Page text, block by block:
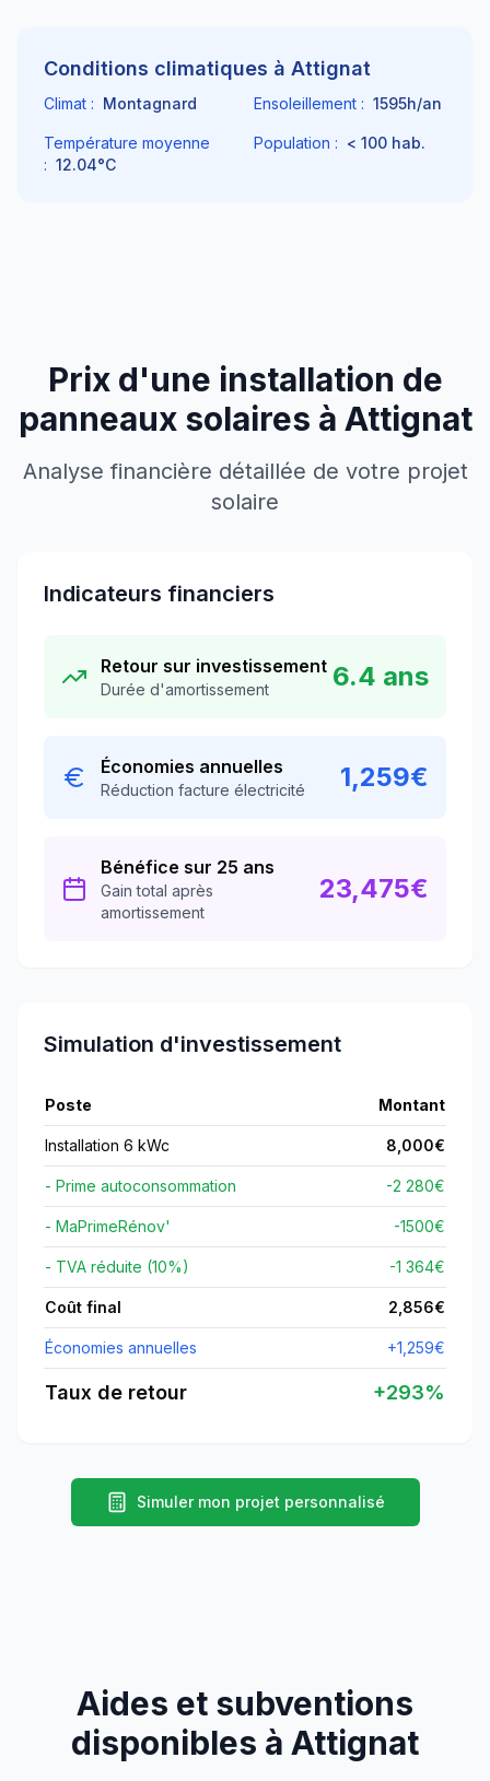
Conditions climatiques à Attignat
Climat : Montagnard Ensoleillement : 1595h/an
Température moyenne
: 12.04°C
Population : < 100 hab.
Prix d'une installation de
panneaux solaires à Attignat
Analyse financière détaillée de votre projet
solaire
Indicateurs financiers
Retour sur investissement
Durée d'amortissement 6.4 ans
Économies annuelles
Réduction facture électricité 1,259€
Bénéfice sur 25 ans
Gain total après
amortissement
23,475€
Simulation d'investissement
Poste Montant
Installation 6 kWc 8,000€
- Prime autoconsommation -2 280€
- MaPrimeRénov' -1500€
- TVA réduite (10%) -1 364€
Coût final 2,856€
Économies annuelles +1,259€
Taux de retour +293%
Simuler mon projet personnalisé
Aides et subventions
disponibles à Attignat